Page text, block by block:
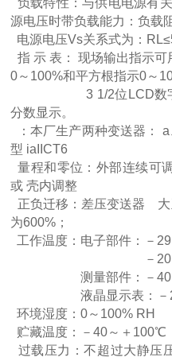
负载特性：与供电电源有
源电压时带负载能力：负载
电源电压Vs关系式为：
指 示 表： 现场输出指示
0～100%和平方根指示0～
3 1/2位LCD数字显
分数显示。
：本厂生产两种变送器：
型 iaIICT6
量程和零位：外部连续可
或 壳内调整
正负迁移：差压变送器 大
为600%；
工作温度：电子部件：－
－20～＋60℃
测量部件：－40～
液晶显示表：－
环境湿度：0～100% RH
贮藏温度：－40～＋100℃
过载压力：不超过大静压